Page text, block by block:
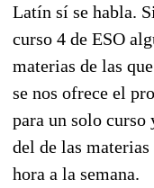
Latín sí se habla.
curso 4 de ESO
materias de las
se nos ofrece el
para un solo curso
del de las
hora a la semana.